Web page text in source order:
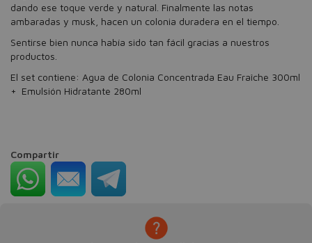
dando ese toque verde y natural. Finalmente las notas
ambaradas y musk, hacen un colonia duradera en el tiempo.
Sentirse bien nunca había sido tan fácil gracias a nuestros
productos.
El set contiene: Agua de Colonia Concentrada Eau Fraîche 300ml
+ Emulsión Hidratante 280ml
Compartir